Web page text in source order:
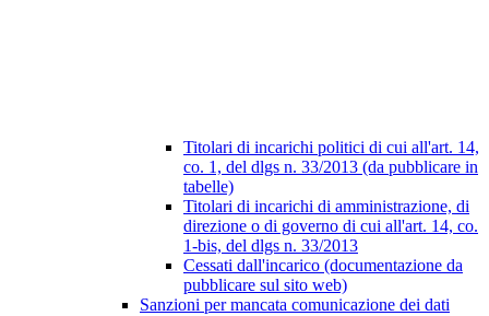
Titolari di incarichi politici di cui all'art. 14,
co. 1, del dlgs n. 33/2013 (da pubblicare in
tabelle)
Titolari di incarichi di amministrazione, di
direzione o di governo di cui all'art. 14, co.
1-bis, del dlgs n. 33/2013
Cessati dall'incarico (documentazione da
pubblicare sul sito web)
Sanzioni per mancata comunicazione dei dati